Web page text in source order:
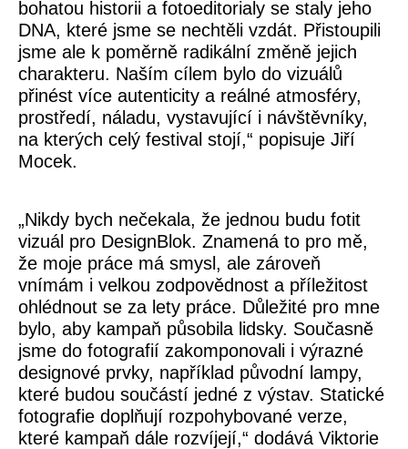
bohatou historii a fotoeditorialy se staly jeho
DNA, které jsme se nechtěli vzdát. Přistoupili
jsme ale k poměrně radikální změně jejich
charakteru. Naším cílem bylo do vizuálů
přinést více autenticity a reálné atmosféry,
prostředí, náladu, vystavující i návštěvníky,
na kterých celý festival stojí,“ popisuje Jiří
Mocek.
„Nikdy bych nečekala, že jednou budu fotit
vizuál pro DesignBlok. Znamená to pro mě,
že moje práce má smysl, ale zároveň
vnímám i velkou zodpovědnost a příležitost
ohlédnout se za lety práce. Důležité pro mne
bylo, aby kampaň působila lidsky. Současně
jsme do fotografií zakomponovali i výrazné
designové prvky, například původní lampy,
které budou součástí jedné z výstav. Statické
fotografie doplňují rozpohybované verze,
které kampaň dále rozvíjejí,“ dodává Viktorie